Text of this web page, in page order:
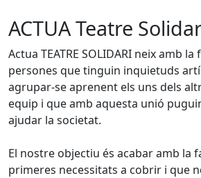
ACTUA Teatre
Actua TEATRE SOLIDARI neix amb
persones que tinguin inquietuds
agrupar-se aprenent els uns dels
equip i que amb aquesta unió
ajudar la societat.
El nostre objectiu és acabar amb la
primeres necessitats a cobrir i que